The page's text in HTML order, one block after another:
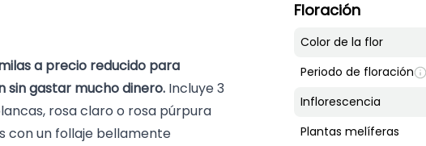
a precio reducido para
sin gastar mucho dinero. Incluye 3
rosa claro o rosa púrpura
con un follaje bellamente
Floración
Color de la flor
Periodo de floración
Inflorescencia
Plantas melíferas